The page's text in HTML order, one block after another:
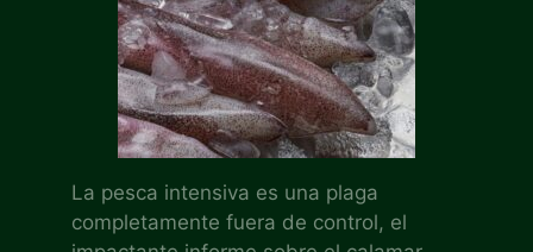
La pesca intensiva es una plaga
completamente fuera de control, el